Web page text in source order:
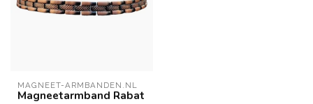
MAGNEET-ARMBANDEN.NL
Magneetarmband Rabat